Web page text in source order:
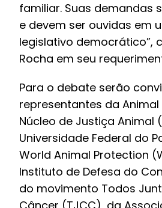
familiar. Suas demandas
e devem ser ouvidas em
legislativo democrático”,
Rocha em seu
Para o debate serão
representantes da Animal
Núcleo de Justiça Animal
Universidade Federal do
World Animal Protection
Instituto de Defesa do
do movimento Todos